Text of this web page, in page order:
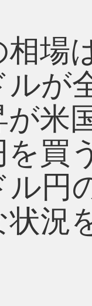
相場
ルが
が米
を買
ル円
状況